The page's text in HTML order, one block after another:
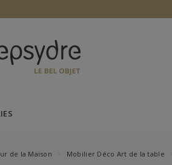
de la Maison Mobilier Déco Art de la table